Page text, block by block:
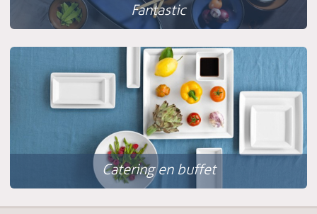
Fantastic
Catering en buffet